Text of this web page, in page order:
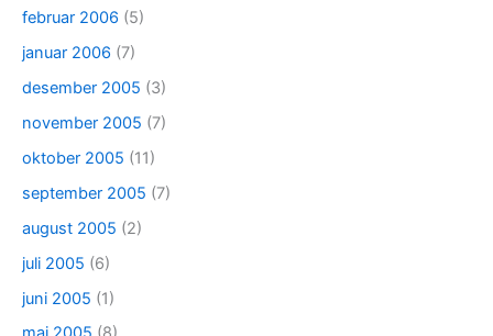
februar 2006 (5)
januar 2006 (7)
desember 2005 (3)
november 2005 (7)
oktober 2005 (11)
september 2005 (7)
august 2005 (2)
juli 2005 (6)
juni 2005 (1)